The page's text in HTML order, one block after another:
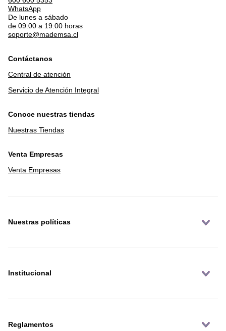
WhatsApp
De lunes a sábado
de 09:00 a 19:00 horas
soporte@mademsa.cl
Contáctanos
Central de atención
Servicio de Atención Integral
Conoce nuestras tiendas
Nuestras Tiendas
Venta Empresas
Venta Empresas
Nuestras políticas
Institucional
Reglamentos